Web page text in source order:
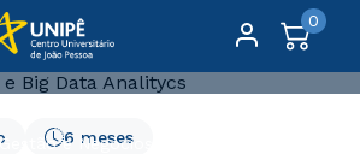
0
Gestão e Negócios
6 meses